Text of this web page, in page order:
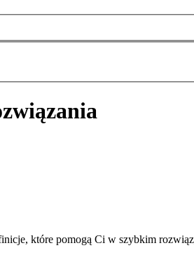
które pomogą Ci w szybkim